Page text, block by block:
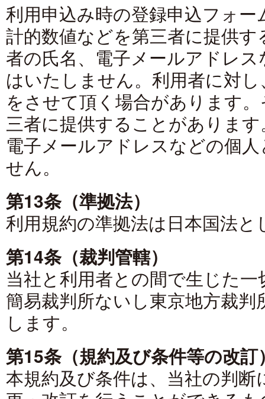
利用申込み時の登録申込フォ
計的数値などを第三者に提供
者の氏名、電子メールアドレ
はいたしません。利用者に対
をさせて頂く場合があります
三者に提供することがありま
電子メールアドレスなどの個
せん。
第13条（準拠法）
利用規約の準拠法は日本国法と
第14条（裁判管轄）
当社と利用者との間で生じた
簡易裁判所ないし東京地方裁
します。
第15条（規約及び条件等の改訂
本規約及び条件は、当社の判